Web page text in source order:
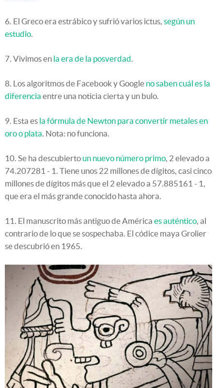
6. El Greco era estrábico y sufrió varios ictus, según un
estudio
7. Vivimos en la era de la posverdad
8. Los algoritmos de Facebook y Google no saben cuál es la
diferencia entre una noticia cierta y un bulo.
9. Esta es la fórmula de Newton para convertir metales en
oro o plata . Nota: no funciona.
10. Se ha descubierto un nuevo número primo , 2 elevado a
74.207281 - 1. Tiene unos 22 millones de dígitos, casi cinco
millones de dígitos más que el 2 elevado a 57.885161 - 1,
que era el más grande conocido hasta ahora.
11. El manuscrito más antiguo de América es auténtico , al
contrario de lo que se sospechaba. El códice maya Grolier
se descubrió en 1965.